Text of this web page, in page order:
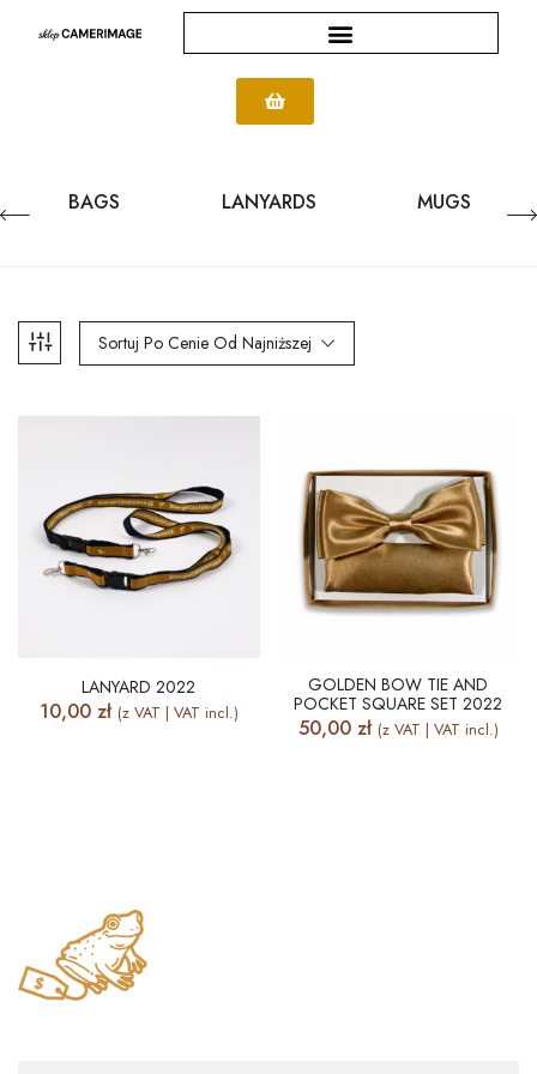
BAGS LANYARDS MUGS
Sortuj Po Cenie Od Najniższej
LANYARD 2022
10,00 zł (z VAT | VAT incl.)
GOLDEN BOW TIE AND
POCKET SQUARE SET 2022
50,00 zł (z VAT | VAT incl.)